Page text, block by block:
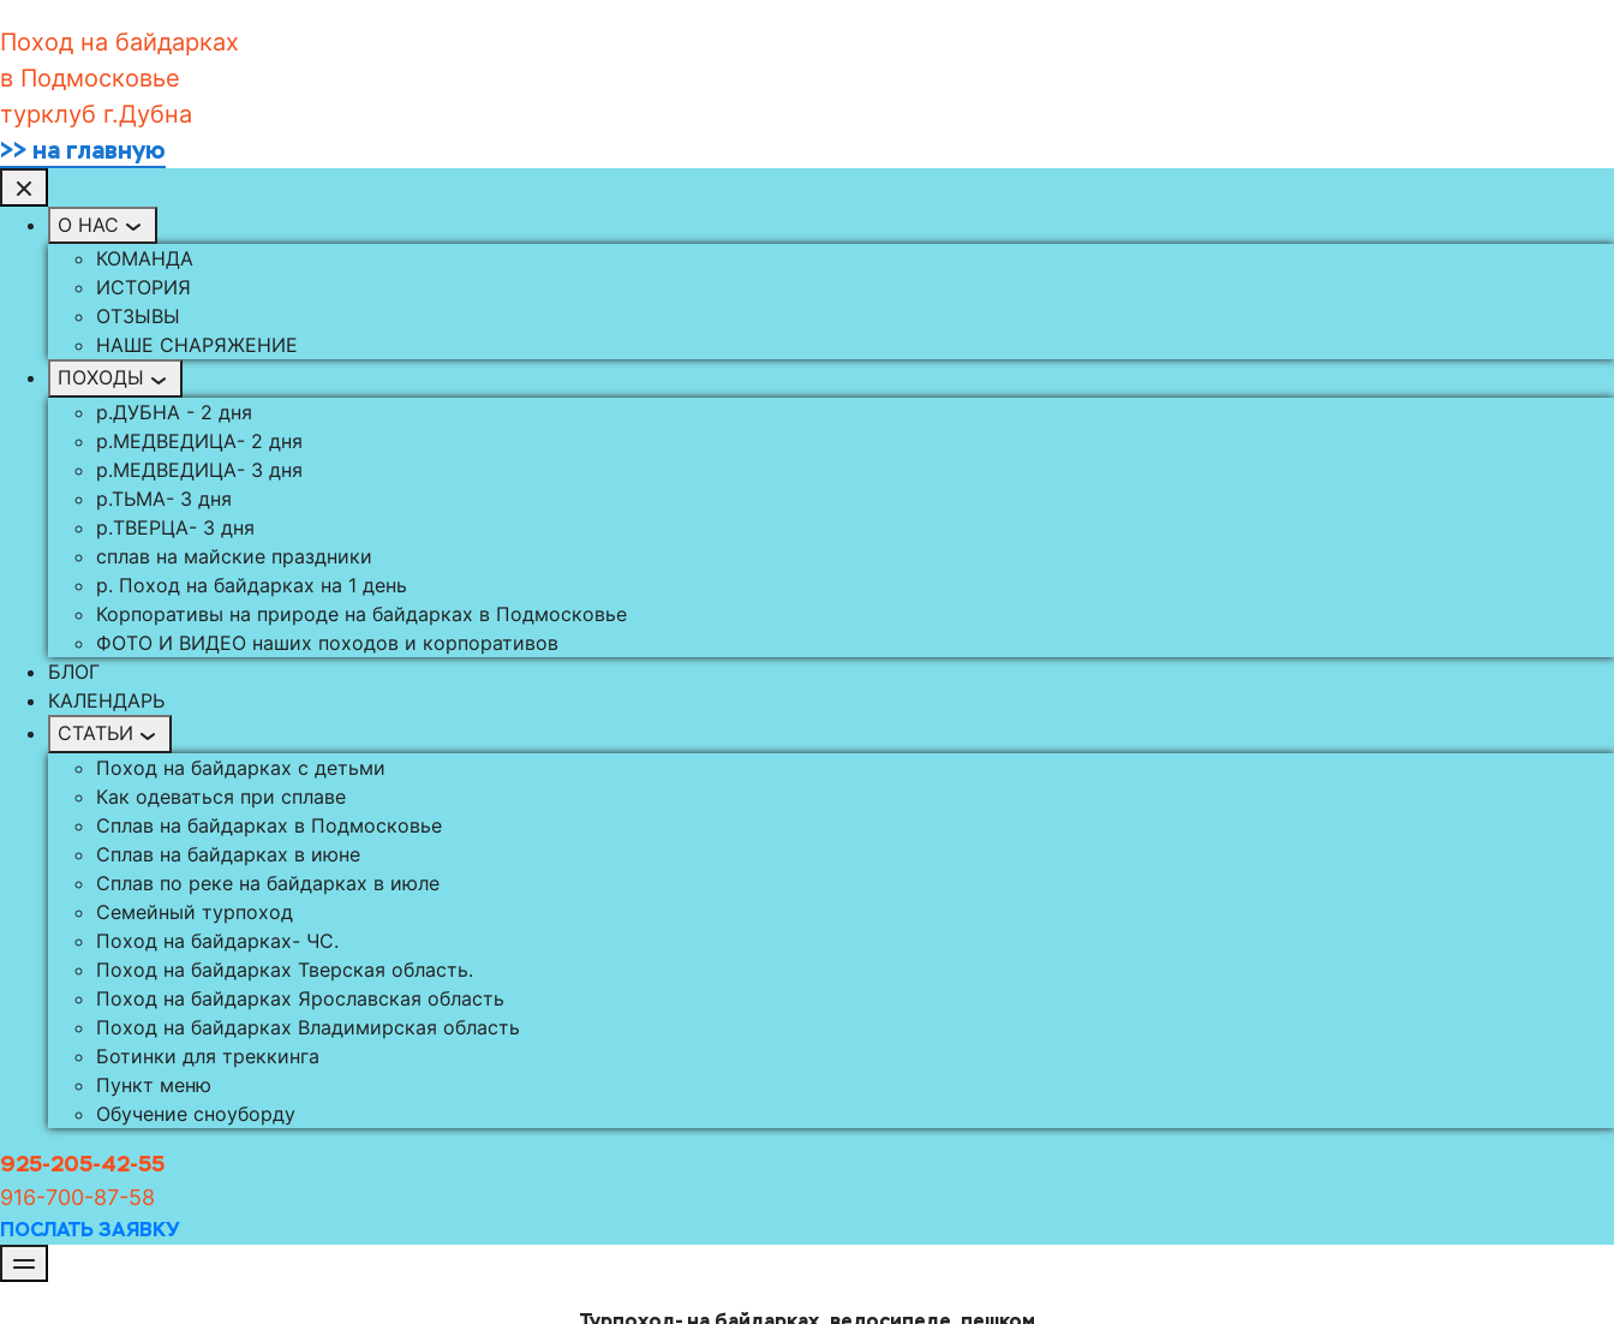
Поход на байдарках
в Подмосковье
турклуб г.Дубна
>> на главную
О НАС
КОМАНДА
ИСТОРИЯ
ОТЗЫВЫ
НАШЕ СНАРЯЖЕНИЕ
ПОХОДЫ
р.ДУБНА - 2 дня
р.МЕДВЕДИЦА- 2 дня
р.МЕДВЕДИЦА- 3 дня
р.ТЬМА- 3 дня
р.TВЕРЦА- 3 дня
сплав на майские праздники
р. Поход на байдарках на 1 день
Корпоративы на природе на байдарках в Подмосковье
ФОТО И ВИДЕО наших походов и корпоративов
БЛОГ
КАЛЕНДАРЬ
СТАТЬИ
Поход на байдарках с детьми
Как одеваться при сплаве
Сплав на байдарках в Подмосковье
Сплав на байдарках в июне
Сплав по реке на байдарках в июле
Семейный турпоход
Поход на байдарках- ЧС.
Поход на байдарках Тверская область.
Поход на байдарках Ярославская область
Поход на байдарках Владимирская область
Ботинки для треккинга
Пункт меню
Обучение сноуборду
925-205-42-55
916-700-87-58
ПОСЛАТЬ ЗАЯВКУ